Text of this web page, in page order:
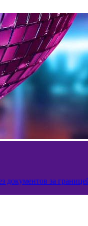
документов за